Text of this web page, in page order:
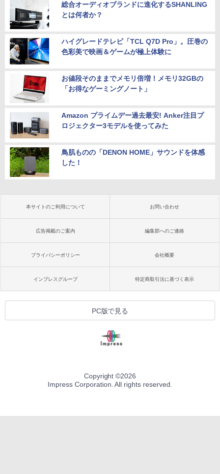
総合オーディオブランドに進化するSHANLING
とは何者か？
ハイグレードテレビ「TCL Q7D Pro」。圧巻の
色彩美で映画＆ゲームが極上体験に
お値段そのままでメモリ倍増！メモリ32GBの
「お得なゲーミングノート」
Amazon プライムデー過去最安! Anker注目プ
ロジェクター3モデルを使ってみた
鳥肌ものの「DENON HOME」サウンドを体感
した！
本サイトのご利用について お問い合わせ
広告掲載のご案内 編集部へのご連絡
プライバシーポリシー 会社概要
インプレスグループ 特定商取引法に基づく表示
PC版で見る
Copyright ©2026
Impress Corporation. All rights reserved.